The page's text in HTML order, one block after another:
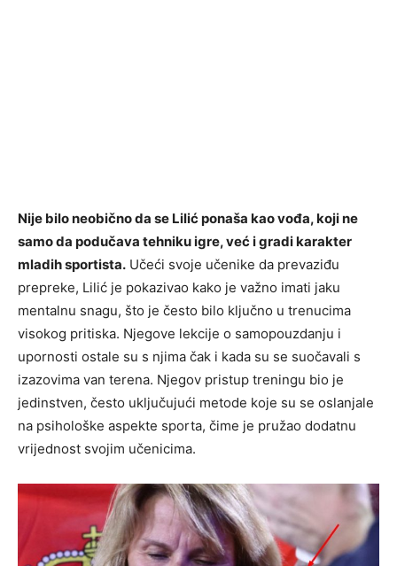
Nije bilo neobično da se Lilić ponaša kao vođa, koji ne
samo da podučava tehniku igre, već i gradi karakter
mladih sportista. Učeći svoje učenike da prevaziđu
prepreke, Lilić je pokazivao kako je važno imati jaku
mentalnu snagu, što je često bilo ključno u trenucima
visokog pritiska. Njegove lekcije o samopouzdanju i
upornosti ostale su s njima čak i kada su se suočavali s
izazovima van terena. Njegov pristup treningu bio je
jedinstven, često uključujući metode koje su se oslanjale
na psihološke aspekte sporta, čime je pružao dodatnu
vrijednost svojim učenicima.